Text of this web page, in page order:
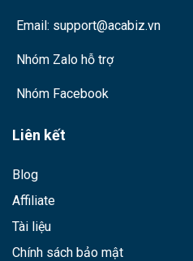
Email: support@acabiz.vn
Nhóm Zalo hỗ trợ
Nhóm Facebook
Liên kết
Blog
Affiliate
Tài liệu
Chính sách bảo mật